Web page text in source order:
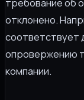
отклонено.
соответствует
опровержению
компании.